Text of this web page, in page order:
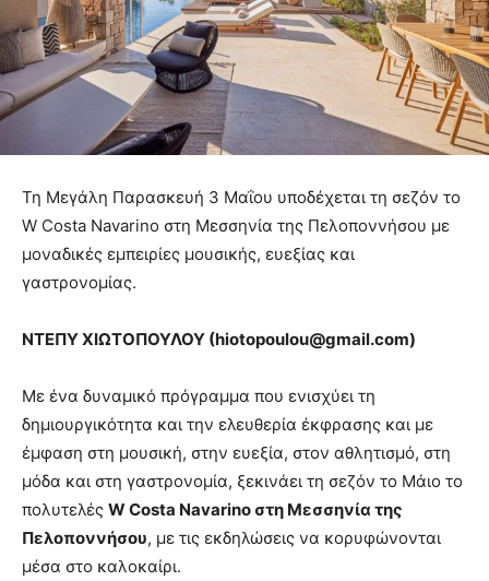
Τη Μεγάλη Παρασκευή 3 Μαΐου υποδέχεται τη σεζόν το
W Costa Navarino στη Μεσσηνία της Πελοποννήσου με
μοναδικές εμπειρίες μουσικής, ευεξίας και
γαστρονομίας.
ΝΤΕΠΥ ΧΙΩΤΟΠΟΥΛΟΥ (hiotopoulou@gmail.com)
Με ένα δυναμικό πρόγραμμα που ενισχύει τη
δημιουργικότητα και την ελευθερία έκφρασης και με
έμφαση στη μουσική, στην ευεξία, στον αθλητισμό, στη
μόδα και στη γαστρονομία, ξεκινάει τη σεζόν το Μάιο το
πολυτελές W Costa Navarino στη Μεσσηνία της
Πελοποννήσου, με τις εκδηλώσεις να κορυφώνονται
μέσα στο καλοκαίρι.